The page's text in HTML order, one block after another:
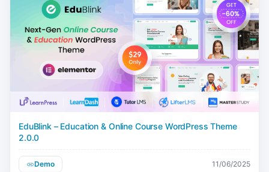
EduBlink – Education & Online Course WordPress Theme
2.0.0
Demo 11/06/2025